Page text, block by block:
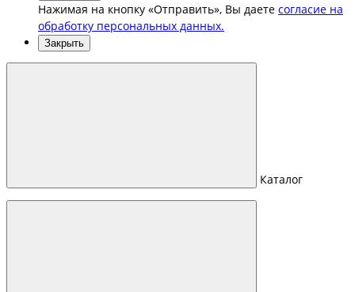
Нажимая на кнопку «Отправить», Вы даете согласие на
обработку персональных данных.
Закрыть
Каталог